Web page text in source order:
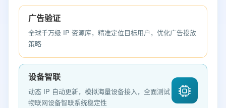
广告验证
全球千万级 IP 资源库，精准定位目标用户，优化广告投放
策略
设备智联
动态 IP 自动更新，模拟海量设备接入，全面测试
物联网设备智联系统稳定性